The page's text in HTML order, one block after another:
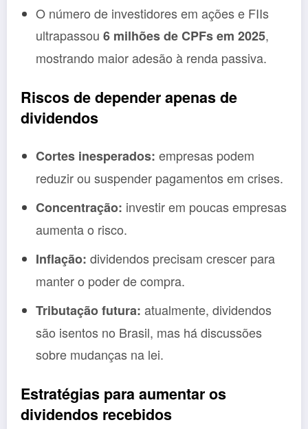
O número de investidores em ações e FIIs
ultrapassou 6 milhões de CPFs em 2025,
mostrando maior adesão à renda passiva.
Riscos de depender apenas de
dividendos
Cortes inesperados: empresas podem
reduzir ou suspender pagamentos em crises.
Concentração: investir em poucas empresas
aumenta o risco.
Inflação: dividendos precisam crescer para
manter o poder de compra.
Tributação futura: atualmente, dividendos
são isentos no Brasil, mas há discussões
sobre mudanças na lei.
Estratégias para aumentar os
dividendos recebidos